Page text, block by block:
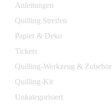
Anleitungen
Quilling Streifen
Papier & Deko
Tickets
Quilling-Werkzeug & Zubehör
Quilling-Kit
Unkategorisiert